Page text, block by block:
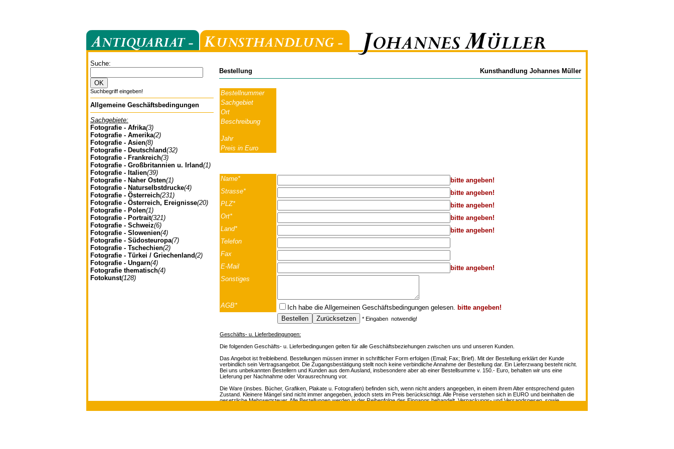
Suche:
Suchbegriff eingeben!
Allgemeine Geschäftsbedingungen
Sachgebiete:
Fotografie - Afrika(3)
Fotografie - Amerika(2)
Fotografie - Asien(8)
Fotografie - Deutschland(32)
Fotografie - Frankreich(3)
Fotografie - Großbritannien u. Irland(1)
Fotografie - Italien(39)
Fotografie - Naher Osten(1)
Fotografie - Naturselbstdrucke(4)
Fotografie - Österreich(231)
Fotografie - Österreich, Ereignisse(20)
Fotografie - Polen(1)
Fotografie - Portrait(321)
Fotografie - Schweiz(6)
Fotografie - Slowenien(4)
Fotografie - Südosteuropa(7)
Fotografie - Tschechien(2)
Fotografie - Türkei / Griechenland(2)
Fotografie - Ungarn(4)
Fotografie thematisch(4)
Fotokunst(128)
Bestellung Kunsthandlung Johannes Müller
Bestellnummer
Sachgebiet
Ort
Beschreibung
Jahr
Preis in Euro
Name*
bitte angeben!
Strasse*
bitte angeben!
PLZ*
bitte angeben!
Ort*
bitte angeben!
Land*
bitte angeben!
Telefon
Fax
E-Mail
bitte angeben!
Sonstiges
AGB* Ich habe die Allgemeinen Geschäftsbedingungen gelesen. bitte angeben!
* Eingaben notwendig!
Geschäfts- u. Lieferbedingungen:
Die folgenden Geschäfts- u. Lieferbedingungen gelten für alle Geschäftsbeziehungen zwischen uns und unseren Kunden.
Das Angebot ist freibleibend. Bestellungen müssen immer in schriftlicher Form erfolgen (Email; Fax; Brief). Mit der Bestellung erklärt der Kunde
verbindlich sein Vertragsangebot. Die Zugangsbestätigung stellt noch keine verbindliche Annahme der Bestellung dar. Ein Lieferzwang besteht nicht.
Bei uns unbekannten Bestellern und Kunden aus dem Ausland, insbesondere aber ab einer Bestellsumme v. 150.- Euro, behalten wir uns eine
Lieferung per Nachnahme oder Vorausrechnung vor.
Die Ware (insbes. Bücher, Grafiken, Plakate u. Fotografien) befinden sich, wenn nicht anders angegeben, in einem ihrem Alter entsprechend guten
Zustand. Kleinere Mängel sind nicht immer angegeben, jedoch stets im Preis berücksichtigt. Alle Preise verstehen sich in EURO und beinhalten die
gesetzliche Mehrwertsteuer. Alle Bestellungen werden in der Reihenfolge des Eingangs behandelt. Verpackungs- und Versandspesen, sowie
benachrichtigen wir Sie innerhalb von 48 Stunden.